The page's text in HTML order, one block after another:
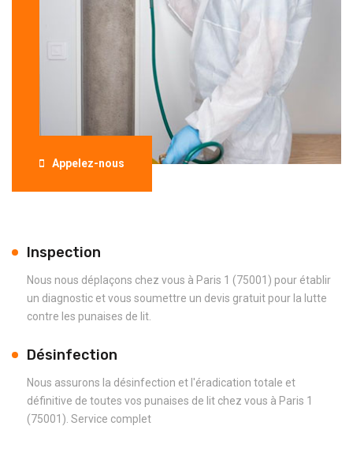
Appelez-nous
Inspection
Nous nous déplaçons chez vous à Paris 1 (75001) pour établir
un diagnostic et vous soumettre un devis gratuit pour la lutte
contre les punaises de lit.
Désinfection
Nous assurons la désinfection et l'éradication totale et
définitive de toutes vos punaises de lit chez vous à Paris 1
(75001). Service complet